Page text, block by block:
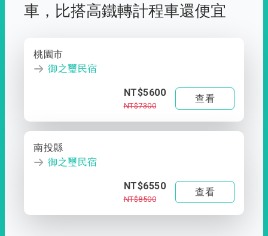
車， 比搭高鐵轉計程車還便宜
桃園市
御之璽民宿
NT$5600
NT$7300
查看
南投縣
御之璽民宿
NT$6550
NT$8500
查看